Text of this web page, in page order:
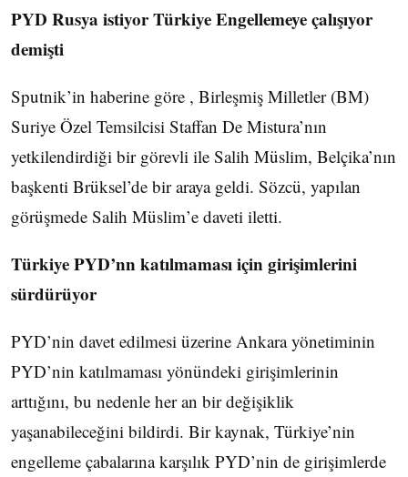
PYD Rusya istiyor Türkiye Engellemeye çalışıyor
demişti
Sputnik’in haberine göre , Birleşmiş Milletler (BM)
Suriye Özel Temsilcisi Staffan De Mistura’nın
yetkilendirdiği bir görevli ile Salih Müslim, Belçika’nın
başkenti Brüksel’de bir araya geldi. Sözcü, yapılan
görüşmede Salih Müslim’e daveti iletti.
Türkiye PYD’nn katılmaması için girişimlerini
sürdürüyor
PYD’nin davet edilmesi üzerine Ankara yönetiminin
PYD’nin katılmaması yönündeki girişimlerinin
arttığını, bu nedenle her an bir değişiklik
yaşanabileceğini bildirdi. Bir kaynak, Türkiye’nin
engelleme çabalarına karşılık PYD’nin de girişimlerde